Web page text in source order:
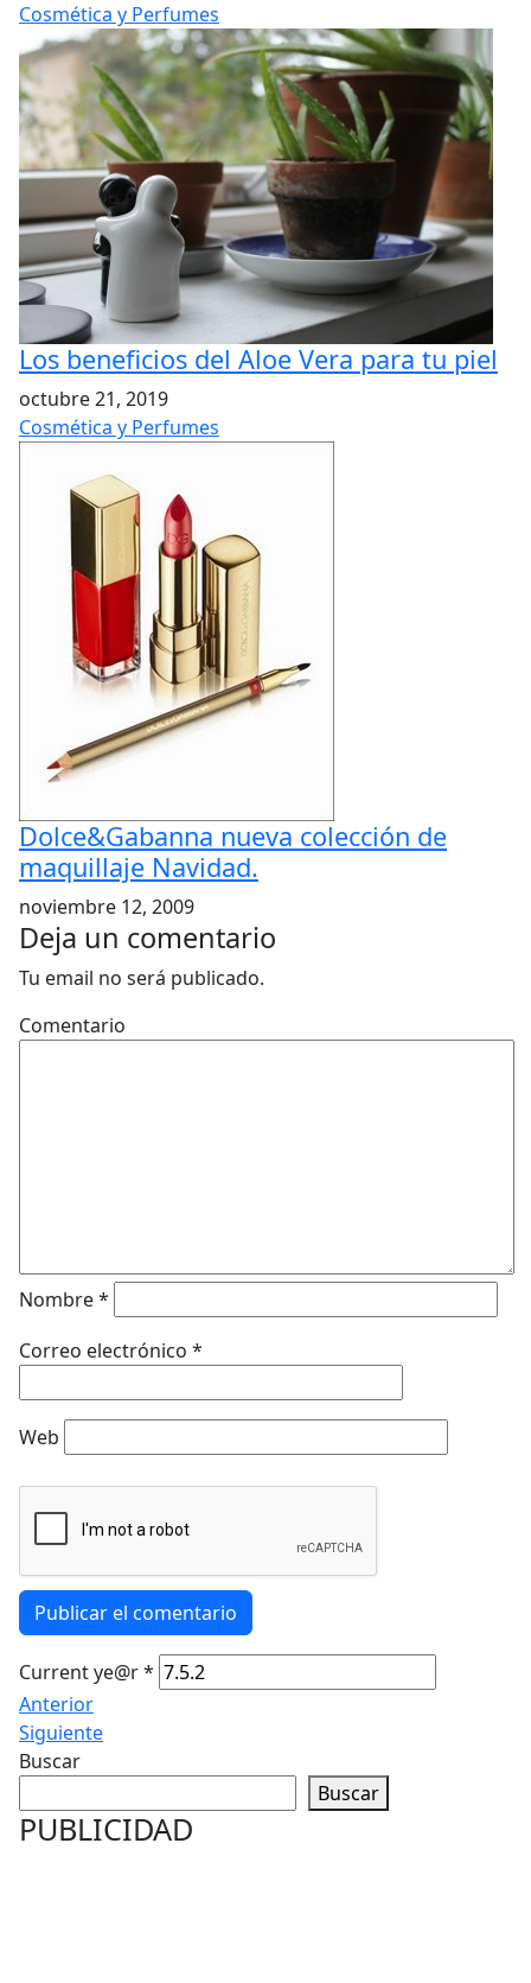
Cosmética y Perfumes
Los beneficios del Aloe Vera para tu piel
octubre 21, 2019
Cosmética y Perfumes
Dolce&Gabanna nueva colección de
maquillaje Navidad.
noviembre 12, 2009
Deja un comentario
Tu email no será publicado.
Comentario
Nombre*
Correo electrónico *
Web
Publicar el comentario
Current ye@r*
Anterior
Siguiente
Buscar
Buscar
PUBLICIDAD